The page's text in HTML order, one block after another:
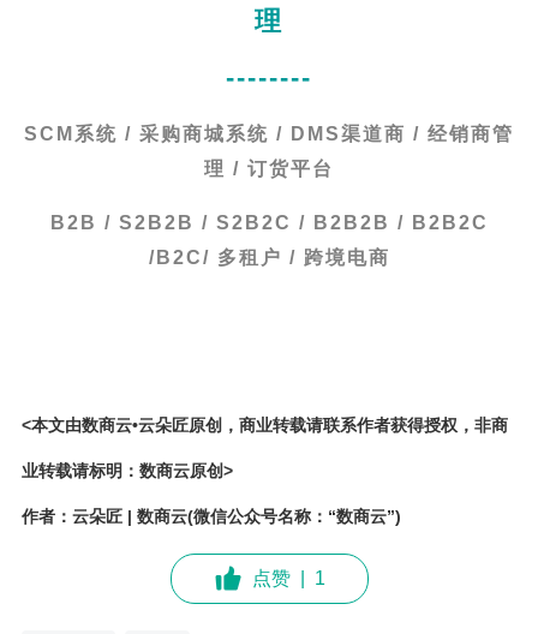
理
--------
SCM系统 / 采购商城系统 / DMS渠道商 / 经销商管
理 / 订货平台
B2B / S2B2B / S2B2C / B2B2B / B2B2C
/B2C/ 多租户 / 跨境电商
<本文由数商云•云朵匠原创，商业转载请联系作者获得授权，非商
业转载请标明：数商云原创>
作者：云朵匠 | 数商云(微信公众号名称：“数商云”)
点赞 1